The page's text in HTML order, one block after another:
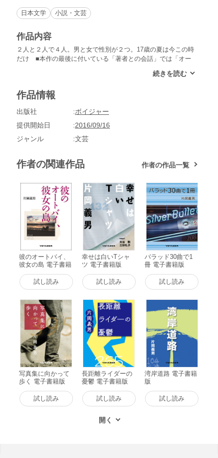
日本文学 小説・文芸
作品内容
２人と２人で４人。男と女で性別が２つ。17歳の夏は今この時
だけ ■本作の最後に付いている「著者との会話」では「オー
す」という言葉がある。その言葉通り、男２人は17歳で女性の
人をくったようなタイトルに関連するシーンはラストに現れ、
が読者にはこの言葉を真に受けない自由がある。４人とはいっ
たい何か。それが真の主題だといったらおそらく野暮になるが
まれ。早稲田大学在学中にコラムの執筆や翻訳を始め、74年
てくれ』で野生時代新人賞を受賞。ほか代表作に『ロンサム・
カウボーイ』『ボビーに首ったけ』『彼のオートバイ、彼女の
作品情報
出版社
ボイジャー
提供開始日
2016/09/16
ジャンル
文芸
作者の関連作品 作者の作品一覧
彼のオートバイ、
彼女の島 電子書籍
試し読み
幸せは白いTシャ
ツ 電子書籍版
試し読み
バラッド30曲で1
冊 電子書籍版
試し読み
写真集に向かって
歩く 電子書籍版
試し読み
長距離ライダーの
憂鬱 電子書籍版
試し読み
湾岸道路 電子書籍
版
試し読み